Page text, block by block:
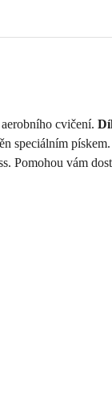
cvičení.
speciálním pískem.
Pomohou vám